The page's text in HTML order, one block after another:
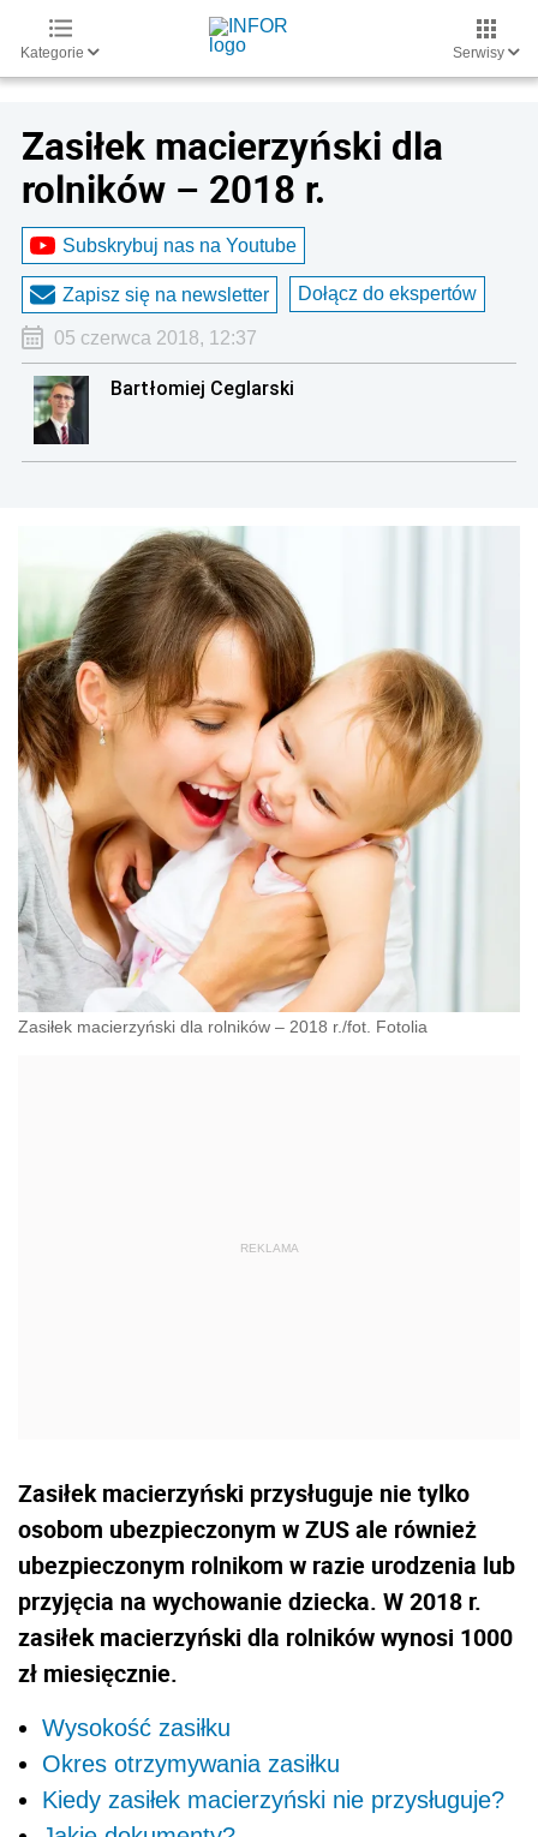
Kategorie Serwisy
Zasiłek macierzyński dla
rolników – 2018 r.
Subskrybuj nas na Youtube
Zapisz się na newsletter Dołącz do ekspertów
05 czerwca 2018, 12:37
Bartłomiej Ceglarski
Zasiłek macierzyński dla rolników – 2018 r./fot. Fotolia
Zasiłek macierzyński przysługuje nie tylko
osobom ubezpieczonym w ZUS ale również
ubezpieczonym rolnikom w razie urodzenia lub
przyjęcia na wychowanie dziecka. W 2018 r.
zasiłek macierzyński dla rolników wynosi 1000
zł miesięcznie.
Wysokość zasiłku
Okres otrzymywania zasiłku
Kiedy zasiłek macierzyński nie przysługuje?